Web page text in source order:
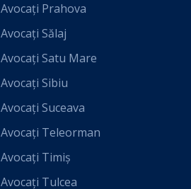
Avocați Prahova
Avocați Sălaj
Avocați Satu Mare
Avocați Sibiu
Avocați Suceava
Avocați Teleorman
Avocați Timiș
Avocați Tulcea